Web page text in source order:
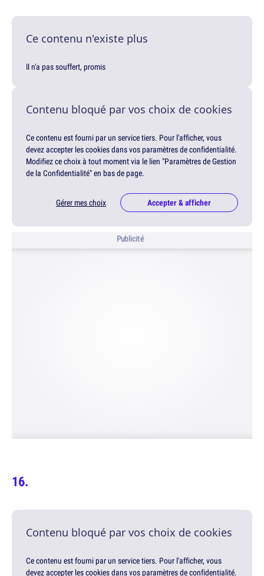
Ce contenu n'existe plus
Il n'a pas souffert, promis
Contenu bloqué par vos choix de cookies
Ce contenu est fourni par un service tiers. Pour l'afficher, vous
devez accepter les cookies dans vos paramètres de confidentialité.
Modifiez ce choix à tout moment via le lien "Paramètres de Gestion
de la Confidentialité" en bas de page.
Gérer mes choix Accepter & afficher
Publicité
Contenu bloqué par vos choix de cookies
Ce contenu est fourni par un service tiers. Pour l'afficher, vous
devez accepter les cookies dans vos paramètres de confidentialité.